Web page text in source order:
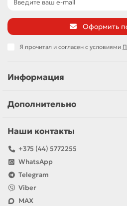
Оформить
Я прочитал и согласен с условиями
Информация
Дополнительно
Наши контакты
+375 (44) 5772255
WhatsApp
Telegram
Viber
MAX